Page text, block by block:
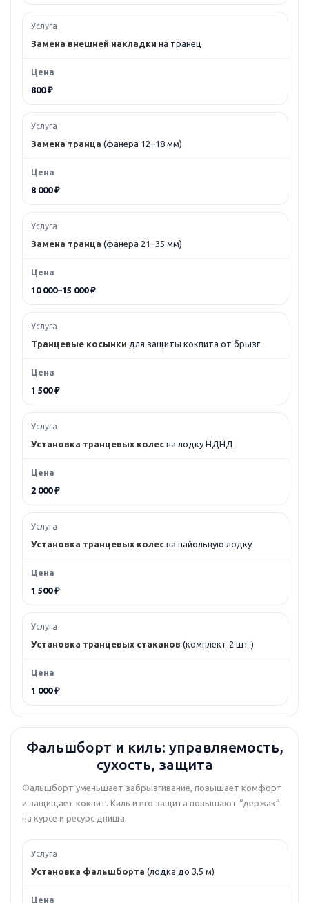
Замена внешней накладки на транец
800 ₽
Замена транца (фанера 12–18 мм)
8 000 ₽
Замена транца (фанера 21–35 мм)
10 000–15 000 ₽
Транцевые косынки для защиты кокпита от брызг
1 500 ₽
Установка транцевых колес на лодку НДНД
2 000 ₽
Установка транцевых колес на пайольную лодку
1 500 ₽
Установка транцевых стаканов (комплект 2 шт.)
1 000 ₽
Фальшборт и киль: управляемость,
сухость, защита
Фальшборт уменьшает забрызгивание, повышает комфорт
и защищает кокпит. Киль и его защита повышают “держак”
на курсе и ресурс днища.
Установка фальшборта (лодка до 3,5 м)